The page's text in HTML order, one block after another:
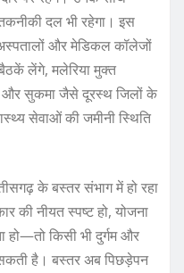
दल भी रहेगा। इस
और मेडिकल कॉलेजों
लेंगे, मलेरिया मुक्त
और सुकमा जैसे दूरस्थ जिलों के
सेवाओं की जमीनी स्थिति
के बस्तर संभाग में हो रहा
की नीयत स्पष्ट हो, योजना
हो—तो किसी भी दुर्गम और
है। बस्तर अब पिछड़ेपन